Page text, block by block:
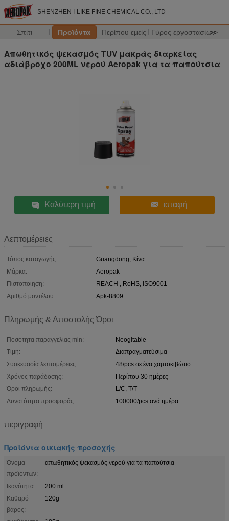
SHENZHEN I-LIKE FINE CHEMICAL CO., LTD
Σπίτι Προϊόντα Περίπου εμείς Γύρος εργοστασίων
>>
Απωθητικός ψεκασμός TUV μακράς διαρκείας
αδιάβροχο 200ML νερού Aeropak για τα παπούτσια
Καλύτερη τιμή επαφή
Λεπτομέρειες
Τόπος καταγωγής:
Guangdong, Κίνα
Μάρκα:
Aeropak
Πιστοποίηση:
REACH , RoHS, ISO9001
Αριθμό μοντέλου:
Apk-8809
Πληρωμής & Αποστολής Όροι
Ποσότητα παραγγελίας min:
Neogitable
Τιμή:
Διαπραγματεύσιμα
Συσκευασία λεπτομέρειες:
48/pcs σε ένα χαρτοκιβώτιο
Χρόνος παράδοσης:
Περίπου 30 ημέρες
Όροι πληρωμής:
L/C, T/T
Δυνατότητα προσφοράς:
100000/pcs ανά ημέρα
περιγραφή
Προϊόντα οικιακής προσοχής
Όνομα
προϊόντων:
απωθητικός ψεκασμός νερού για τα παπούτσια
Ικανότητα:
200 ml
Καθαρό
βάρος:
120g